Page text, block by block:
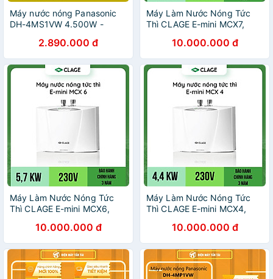
Máy nước nóng Panasonic
DH-4MS1VW 4.500W -
2.890.000 đ
Máy Làm Nước Nóng Tức
Thì CLAGE E-mini MCX7,
Thông Minh Làm Nước Nóng
Trực Tiếp - Hàng Chính
Hãng
10.000.000 đ
Máy Làm Nước Nóng Tức
Thì CLAGE E-mini MCX6,
Thông Minh Làm Nước Nóng
Trực Tiếp - Hàng Chính
Hãng
10.000.000 đ
Máy Làm Nước Nóng Tức
Thì CLAGE E-mini MCX4,
Thông Minh Làm Nước Nóng
Trực Tiếp - Hàng Chính
Hãng
10.000.000 đ